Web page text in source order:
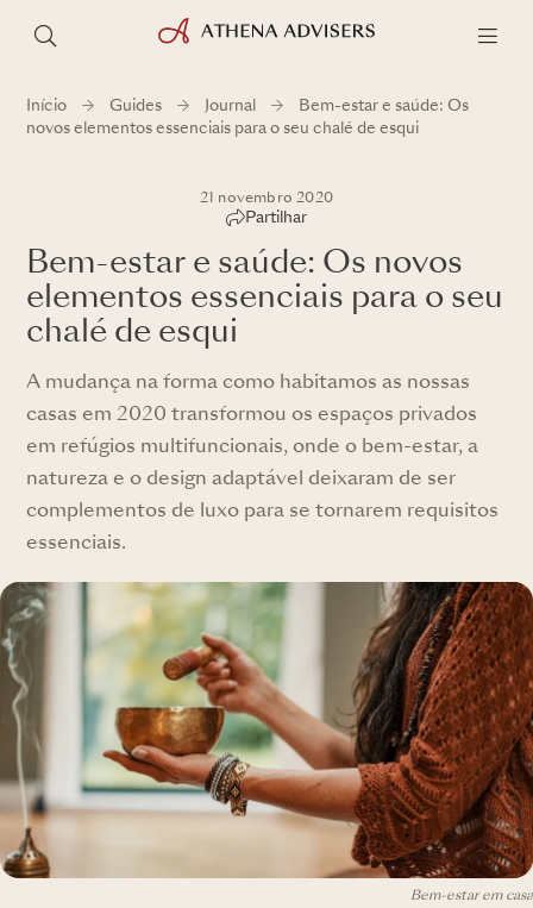
Início Guides Journal
Bem-estar e saúde: Os
novos elementos essenciais para o seu chalé de esqui
21 novembro 2020
Partilhar
Bem-estar e saúde: Os novos
elementos essenciais para o seu
chalé de esqui
A mudança na forma como habitamos as nossas
casas em 2020 transformou os espaços privados
em refúgios multifuncionais, onde o bem-estar, a
natureza e o design adaptável deixaram de ser
complementos de luxo para se tornarem requisitos
essenciais.
Bem-estar em casa